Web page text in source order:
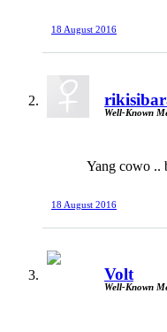
18 August 2016
Well-Known
Yang cowo ..
18 August 2016
Volt
Well-Known